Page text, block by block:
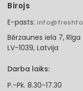
Birojs
E-pasts:
Bērzaunes iela 7, Rīga
LV-1039, Latvija
Darba laiks:
P.-Pk. 8.30-17.30